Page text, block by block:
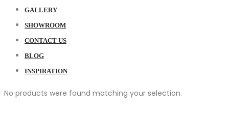
GALLERY
SHOWROOM
CONTACT US
BLOG
INSPIRATION
No products were found matching your selection.